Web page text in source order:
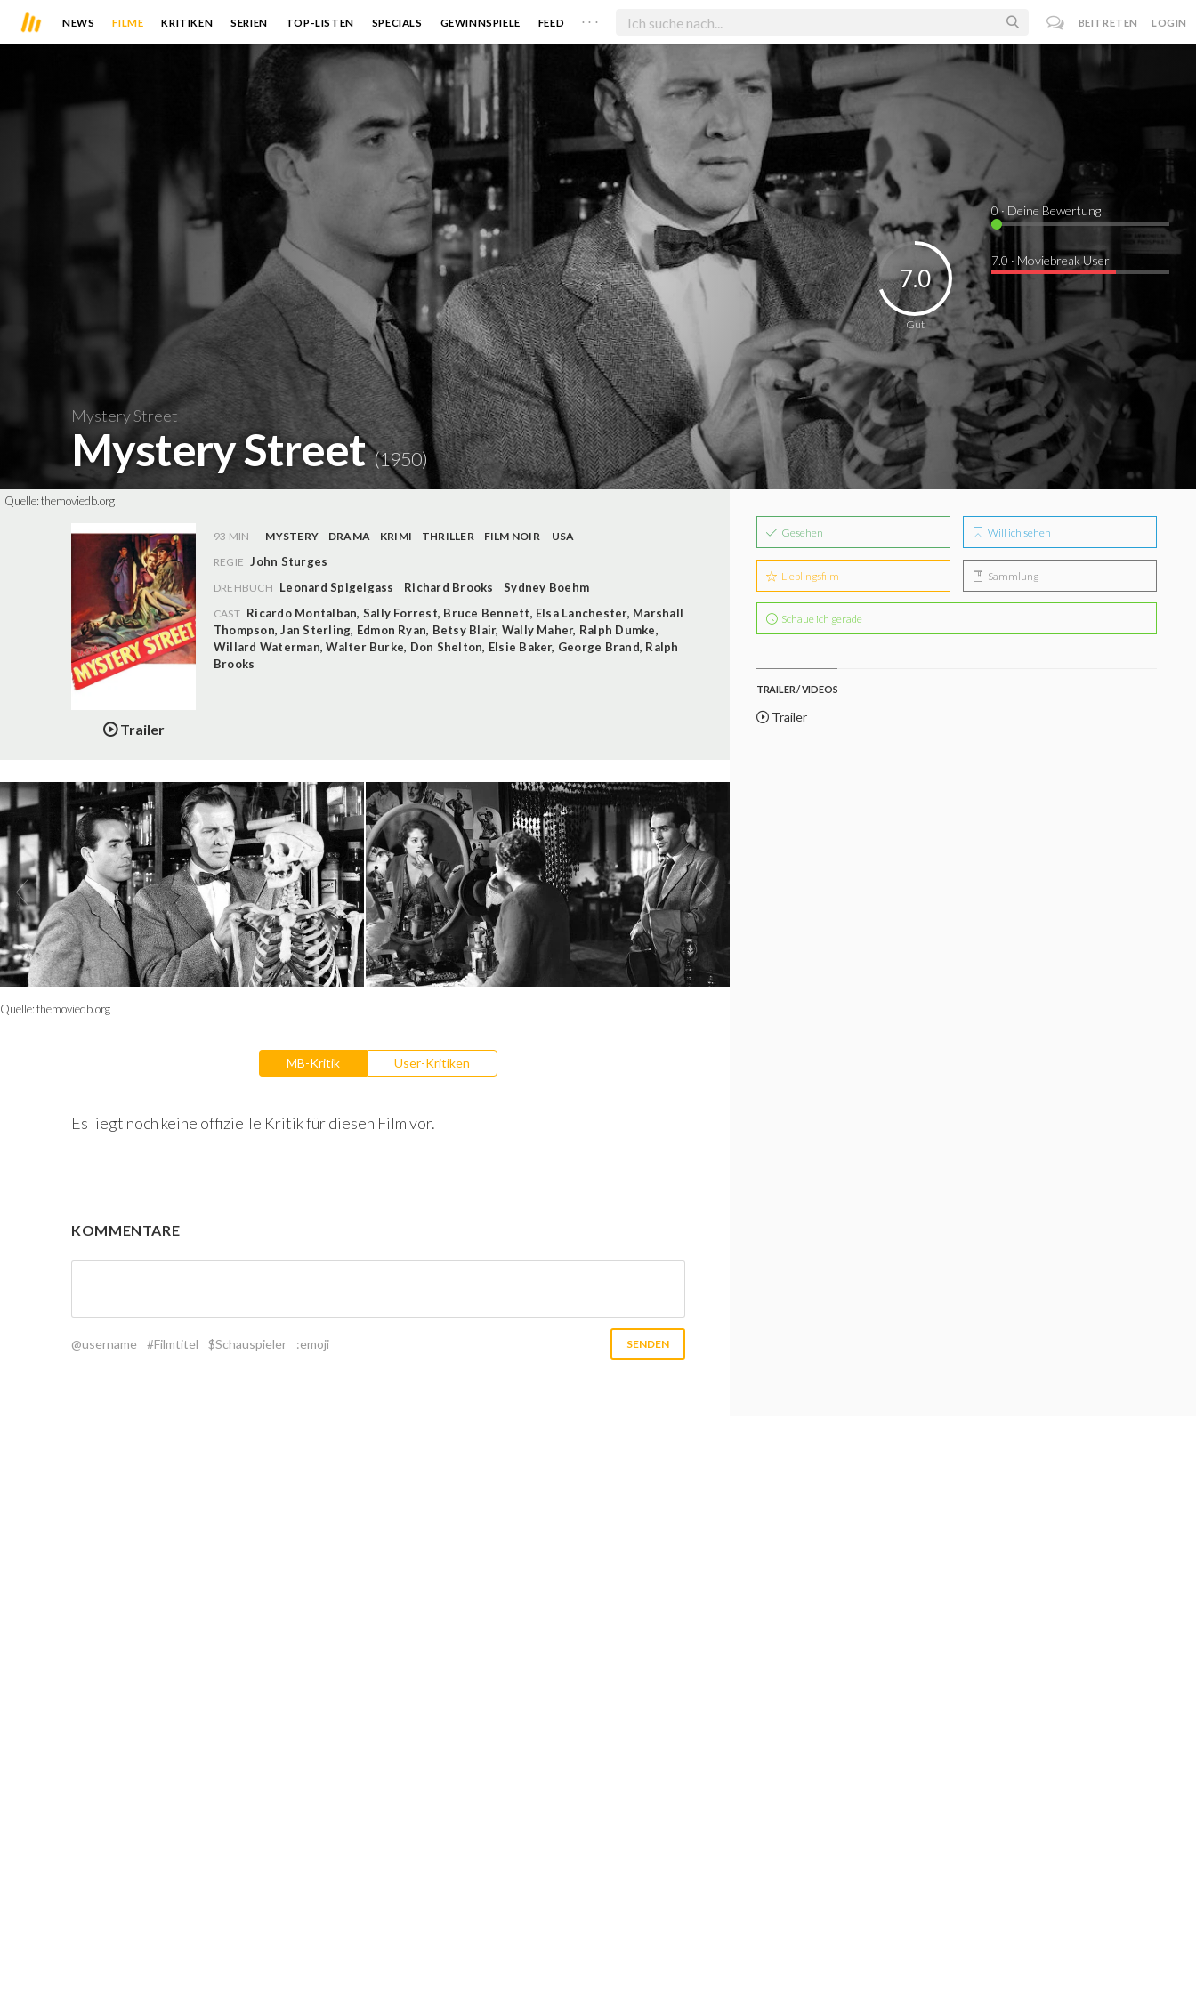
NEWS FILME KRITIKEN SERIEN TOP-LISTEN SPECIALS GEWINNSPIELE FEED . . . BEITRETEN LOGIN
Mystery Street
Mystery Street(1950)
Gut
7.0
0· Deine Bewertung
7.0 · Moviebreak User
Quelle:themoviedb.org
Trailer
93 MIN MYSTERY DRAMA KRIMI THRILLER FILM NOIR
USA
REGIE John Sturges
DREHBUCH Leonard Spigelgass Richard Brooks Sydney Boehm
CAST Ricardo Montalban, Sally Forrest, Bruce Bennett, Elsa Lanchester, Marshall
Thompson,Jan Sterling, Edmon Ryan, Betsy Blair, Wally Maher, Ralph Dumke,
Willard Waterman,Walter Burke, Don Shelton, Elsie Baker, George Brand, Ralph
Brooks
Quelle:themoviedb.org
MB-Kritik User-Kritiken
Es liegt noch keine offizielle Kritik für diesen Film vor.
KOMMENTARE
@username #Filmtitel $Schauspieler :emoji
Gesehen Will ich sehen
Lieblingsfilm Sammlung
Schaue ich gerade
TRAILER / VIDEOS
Trailer